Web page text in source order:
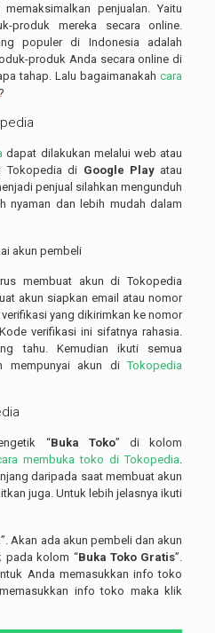
penjualan. Yaitu
produk mereka secara online.
populer di Indonesia adalah
produk Anda secara online di
tahap. Lalu bagaimanakahcara
?
dapat dilakukan melalui web atau
Tokopedia di Google Playatau
penjual silahkan mengunduh
nyaman dan lebih mudah dalam
akun pembeli
membuat akun di Tokopedia
akun siapkan email atau nomor
yang dikirimkan ke nomor
verifikasi ini sifatnya rahasia.
tahu. Kemudian ikuti semua
mempunyai akun diTokopedia
“Buka Toko” di kolom
membuka toko di Tokopedia
daripada saat membuat akun
juga. Untuk lebih jelasnya ikuti
”. Akan ada akun pembeli dan akun
pada kolom “Buka Toko Gratis”.
Anda memasukkan info toko
info toko maka klik